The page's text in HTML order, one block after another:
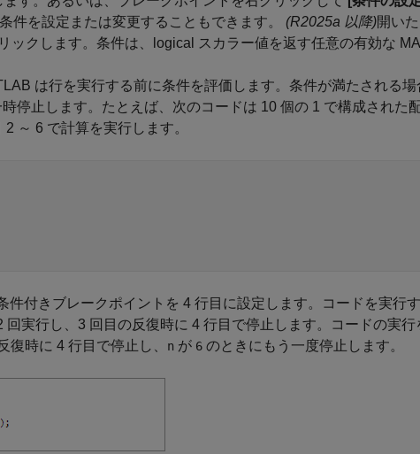
件を設定または変更することもできます。
(R2025a 以降)開い
ックします。条件は、logical スカラー値を返す任意の有効な
は行を実行する前に条件を評価します。条件が満たされる
停止します。たとえば、次のコードは 10 個の 1 で構成された
～ 6 で計算を実行します。
件付きブレークポイントを 4 行目に設定します。コードを実行す
回実行し、3 回目の反復時に 4 行目で停止します。コードの実行
復時に 4 行目で停止し、 n が 6 のときにもう一度停止します。